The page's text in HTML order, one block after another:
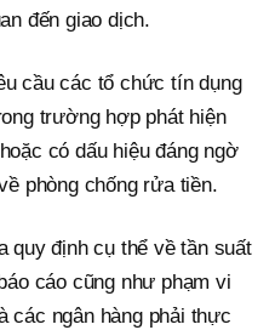
đến giao dịch.
cầu các tổ chức tín dụng
trường hợp phát hiện
có dấu hiệu đáng ngờ
phòng chống rửa tiền.
quy định cụ thể về tần suất
cáo cũng như phạm vi
các ngân hàng phải thực